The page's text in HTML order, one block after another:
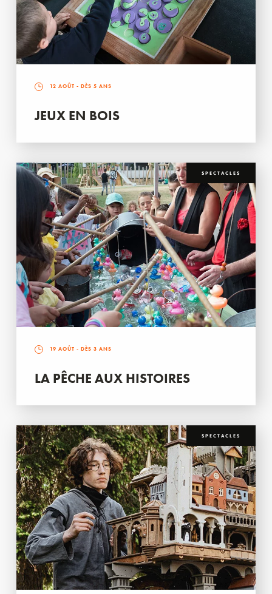
12 AOÛT - DÈS 5 ANS
JEUX EN BOIS
SPECTACLES
19 AOÛT - DÈS 3 ANS
LA PÊCHE AUX HISTOIRES
SPECTACLES